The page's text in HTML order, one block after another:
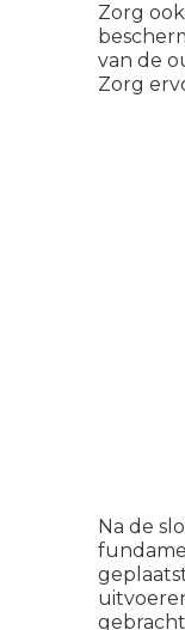
Zorg
van de
Zorg
Na de